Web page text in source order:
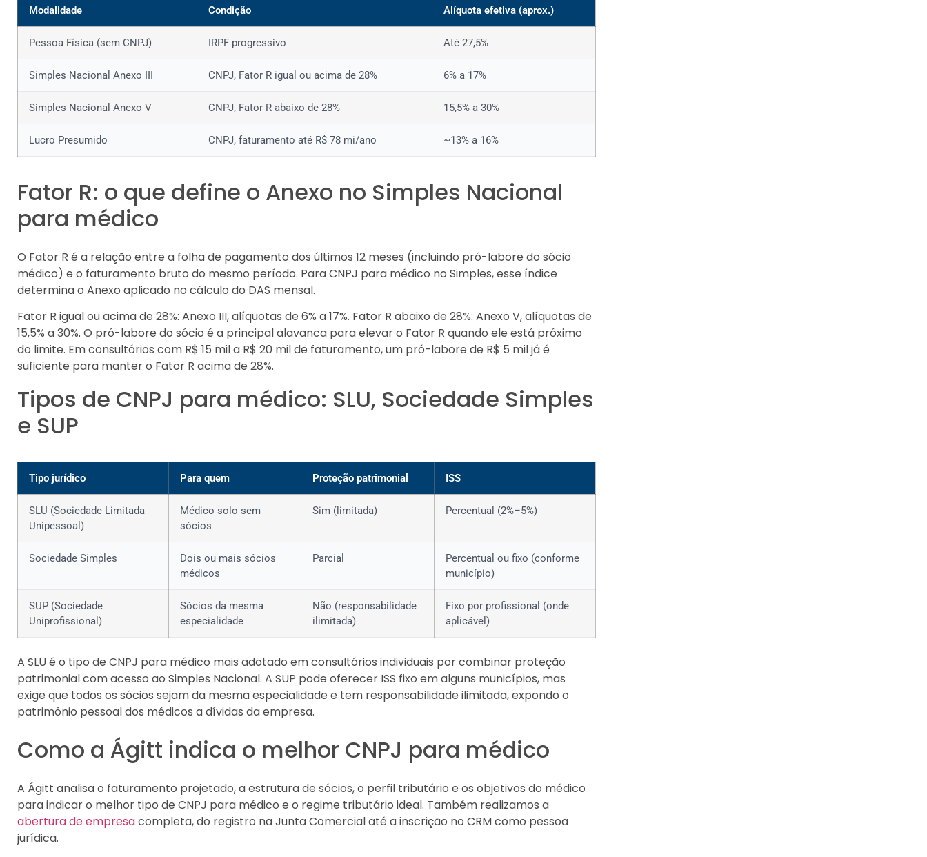
Modalidade Condição Alíquota efetiva (aprox.)
Pessoa Física (sem CNPJ) IRPF progressivo Até 27,5%
Simples Nacional Anexo III CNPJ, Fator R igual ou acima de 28% 6% a 17%
Simples Nacional Anexo V CNPJ, Fator R abaixo de 28% 15,5% a 30%
Lucro Presumido CNPJ, faturamento até R$ 78 mi/ano ~13% a 16%
Fator R: o que define o Anexo no Simples Nacional
para médico
O Fator R é a relação entre a folha de pagamento dos últimos 12 meses (incluindo pró-labore do sócio
médico) e o faturamento bruto do mesmo período. Para CNPJ para médico no Simples, esse índice
determina o Anexo aplicado no cálculo do DAS mensal.
Fator R igual ou acima de 28%: Anexo III, alíquotas de 6% a 17%. Fator R abaixo de 28%: Anexo V, alíquotas de
15,5% a 30%. O pró-labore do sócio é a principal alavanca para elevar o Fator R quando ele está próximo
do limite. Em consultórios com R$ 15 mil a R$ 20 mil de faturamento, um pró-labore de R$ 5 mil já é
suficiente para manter o Fator R acima de 28%.
Tipos de CNPJ para médico: SLU, Sociedade Simples
e SUP
Tipo jurídico Para quem Proteção patrimonial ISS
SLU (Sociedade Limitada
Unipessoal)
Médico solo sem
sócios
Sim (limitada) Percentual (2%–5%)
Sociedade Simples
Dois ou mais sócios
médicos
Parcial
Percentual ou fixo (conforme
município)
SUP (Sociedade
Uniprofissional)
Sócios da mesma
especialidade
Não (responsabilidade
ilimitada)
Fixo por profissional (onde
aplicável)
A SLU é o tipo de CNPJ para médico mais adotado em consultórios individuais por combinar proteção
patrimonial com acesso ao Simples Nacional. A SUP pode oferecer ISS fixo em alguns municípios, mas
exige que todos os sócios sejam da mesma especialidade e tem responsabilidade ilimitada, expondo o
patrimônio pessoal dos médicos a dívidas da empresa.
Como a Ágitt indica o melhor CNPJ para médico
A Ágitt analisa o faturamento projetado, a estrutura de sócios, o perfil tributário e os objetivos do médico
para indicar o melhor tipo de CNPJ para médico e o regime tributário ideal. Também realizamos a
abertura de empresacompleta, do registro na Junta Comercial até a inscrição no CRM como pessoa
jurídica.